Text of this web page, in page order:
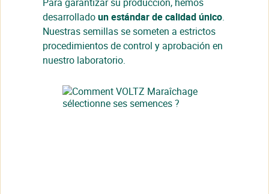
desarrolladoun estándar de calidad único.
Nuestras semillas se someten a estrictos
procedimientos de control y aprobación en
nuestro laboratorio.